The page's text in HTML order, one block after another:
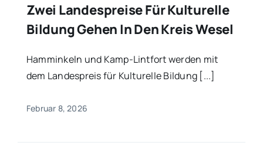
Zwei Landespreise Für Kulturelle
Bildung Gehen In Den Kreis Wesel
Hamminkeln und Kamp-Lintfort werden mit
dem Landespreis für Kulturelle Bildung [...]
Februar 8, 2026